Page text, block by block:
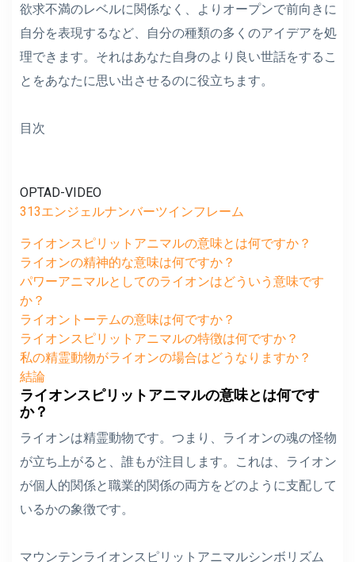
欲求不満のレベルに関係なく、よりオープンで前向きに
自分を表現するなど、自分の種類の多くのアイデアを処
理できます。それはあなた自身のより良い世話をするこ
とをあなたに思い出させるのに役立ちます。
目次
OPTAD-VIDEO
313エンジェルナンバーツインフレーム
ライオンスピリットアニマルの意味とは何ですか？
ライオンの精神的な意味は何ですか？
パワーアニマルとしてのライオンはどういう意味です
か？
ライオントーテムの意味は何ですか？
ライオンスピリットアニマルの特徴は何ですか？
私の精霊動物がライオンの場合はどうなりますか？
結論
ライオンスピリットアニマルの意味とは何です
か？
ライオンは精霊動物です。つまり、ライオンの魂の怪物
が立ち上がると、誰もが注目します。これは、ライオン
が個人的関係と職業的関係の両方をどのように支配して
いるかの象徴です。
マウンテンライオンスピリットアニマルシンボリズム